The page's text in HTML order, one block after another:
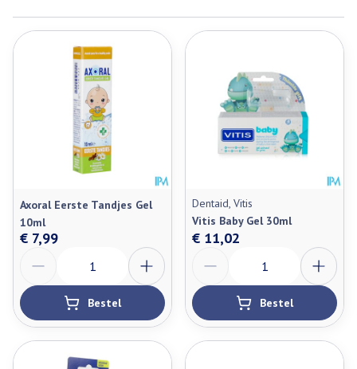
Axoral Eerste Tandjes Gel
10ml
€ 7,99
Bestel
Dentaid, Vitis
Vitis Baby Gel 30ml
€ 11,02
Bestel